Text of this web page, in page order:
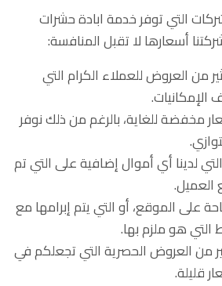
التي توفر خدمة ابادة حشرات
أسعارها لا تقبل المنافسة:
من العروض للعملاء الكرام التي
مخفضة للغاية، بالرغم من ذلك نوفر
لدينا أي أموال إضافية على التي تم
العميل.
على الموقع، أو التي يتم إبرامها مع
هو ملزم بها.
من العروض الحصرية التي تجعلكم في
قليلة.